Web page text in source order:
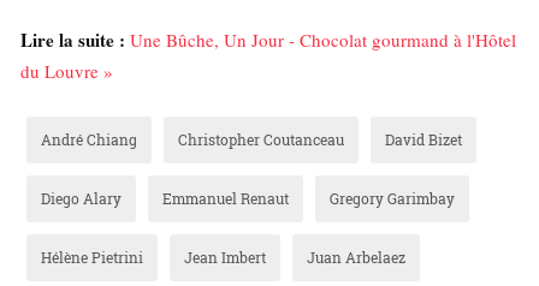
Lire la suite : Une Bûche, Un Jour - Chocolat gourmand à l'Hôtel
du Louvre »
André Chiang Christopher Coutanceau David Bizet
Diego Alary Emmanuel Renaut Gregory Garimbay
Hélène Pietrini Jean Imbert Juan Arbelaez